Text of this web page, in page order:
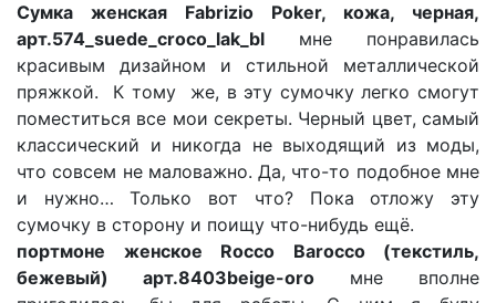
Сумка женская Fabrizio Poker, кожа, черная,
арт.574_suede_croco_lak_bl мне понравилась
красивым дизайном и стильной металлической
пряжкой.
К тому
же, в эту сумочку легко смогут
поместиться все мои секреты. Черный цвет, самый
классический и никогда не выходящий из моды,
что совсем не маловажно. Да, что-то подобное мне
и нужно… Только вот что? Пока отложу эту
сумочку в сторону и поищу что-нибудь ещё.
портмоне женское Rocco Barocco (текстиль,
бежевый) арт.8403beige-oro мне вполне